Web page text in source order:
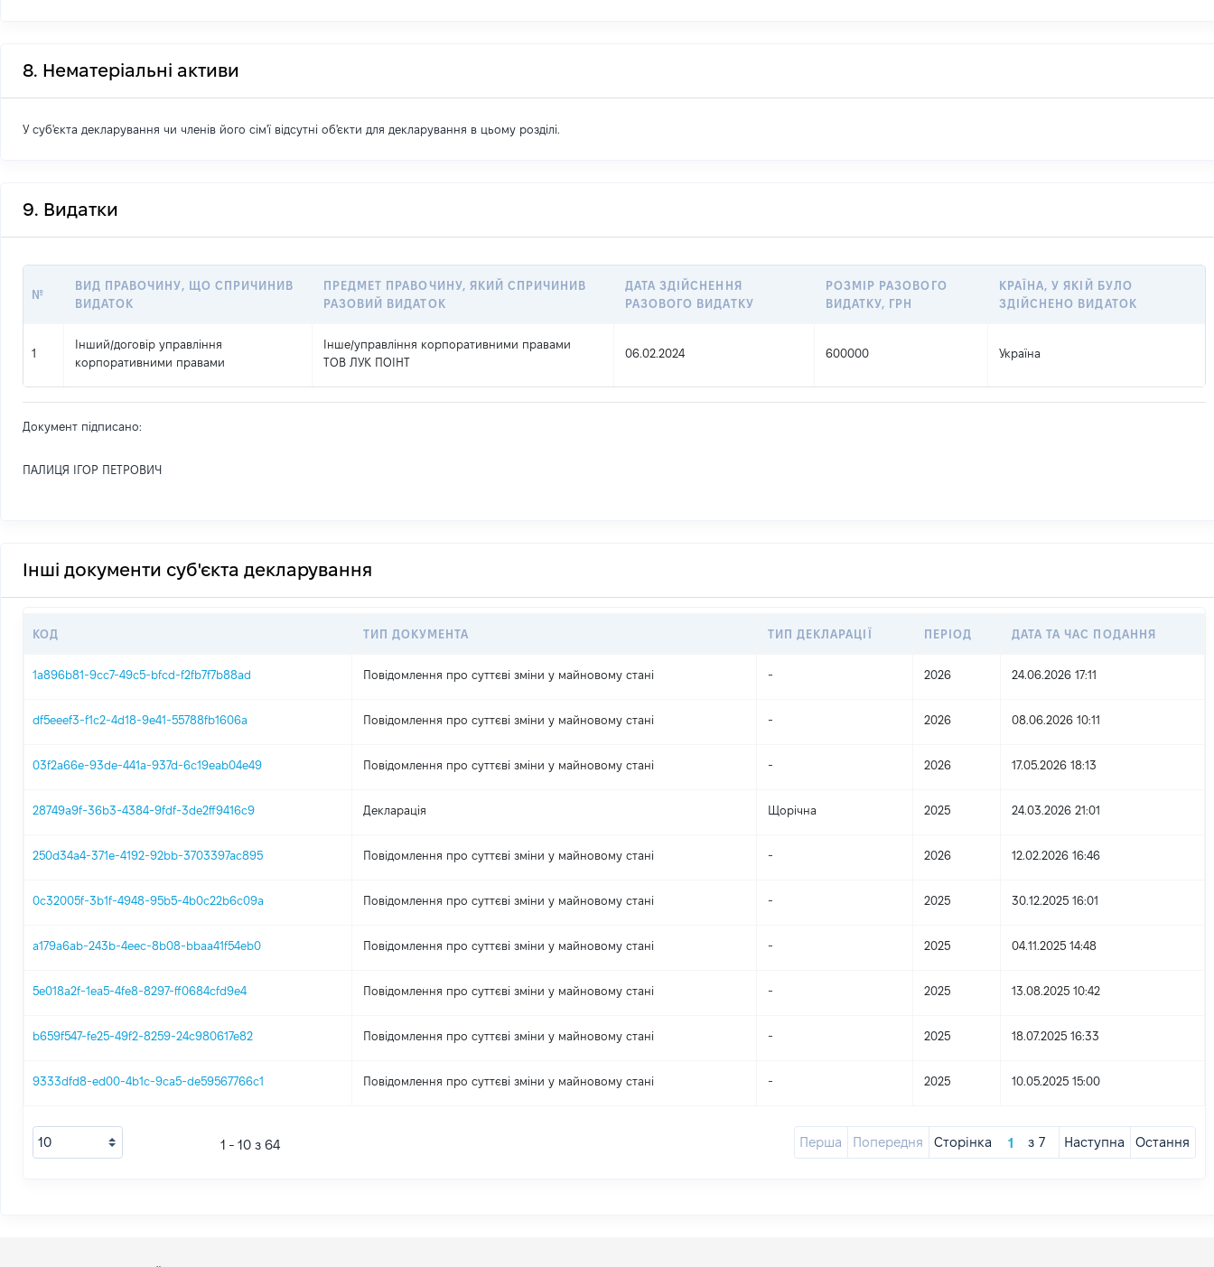
8. Нематеріальні активи
У суб'єкта декларування чи членів його сім'ї відсутні об'єкти для декларування в цьому розділі.
9. Видатки
№
ВИД ПРАВОЧИНУ, ЩО СПРИЧИНИВ
ВИДАТОК
ПРЕДМЕТ ПРАВОЧИНУ, ЯКИЙ СПРИЧИНИВ
РАЗОВИЙ ВИДАТОК
ДАТА ЗДІЙСНЕННЯ
РАЗОВОГО ВИДАТКУ
РОЗМІР РАЗОВОГО
ВИДАТКУ, ГРН
КРАЇНА, У ЯКІЙ БУЛО
ЗДІЙСНЕНО ВИДАТОК
1
Інший/договір управління
корпоративними правами
Інше/управління корпоративними правами
ТОВ ЛУК ПОІНТ
06.02.2024 600000 Україна
Документ підписано:
ПАЛИЦЯ ІГОР ПЕТРОВИЧ
Інші документи суб'єкта декларування
КОД ТИП ДОКУМЕНТА ТИП ДЕКЛАРАЦІЇ ПЕРІОД ДАТА ТА ЧАС ПОДАННЯ
1a896b81-9cc7-49c5-bfcd-f2fb7f7b88ad Повідомлення про суттєві зміни y майновому стані - 2026 24.06.2026 17:11
df5eeef3-f1c2-4d18-9e41-55788fb1606a Повідомлення про суттєві зміни y майновому стані - 2026 08.06.2026 10:11
03f2a66e-93de-441a-937d-6c19eab04e49 Повідомлення про суттєві зміни y майновому стані - 2026 17.05.2026 18:13
28749a9f-36b3-4384-9fdf-3de2ff9416c9 Декларація Щорічна 2025 24.03.2026 21:01
250d34a4-371e-4192-92bb-3703397ac895 Повідомлення про суттєві зміни y майновому стані - 2026 12.02.2026 16:46
0c32005f-3b1f-4948-95b5-4b0c22b6c09a Повідомлення про суттєві зміни y майновому стані - 2025 30.12.2025 16:01
a179a6ab-243b-4eec-8b08-bbaa41f54eb0 Повідомлення про суттєві зміни y майновому стані - 2025 04.11.2025 14:48
5e018a2f-1ea5-4fe8-8297-ff0684cfd9e4 Повідомлення про суттєві зміни y майновому стані - 2025 13.08.2025 10:42
b659f547-fe25-49f2-8259-24c980617e82 Повідомлення про суттєві зміни y майновому стані - 2025 18.07.2025 16:33
9333dfd8-ed00-4b1c-9ca5-de59567766c1 Повідомлення про суттєві зміни y майновому стані - 2025 10.05.2025 15:00
1 - 10 з 64 Перша Попередня Сторінка з 7 Наступна Остання